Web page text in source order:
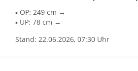
▪ OP: 249 cm →
▪ UP: 78 cm →
Stand: 22.06.2026, 07:30 Uhr